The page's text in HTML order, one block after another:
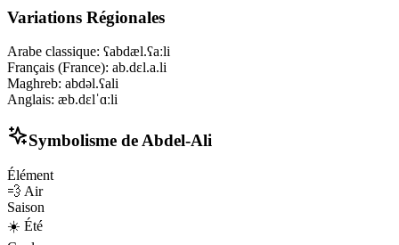
Variations Régionales
Arabe classique: ʕabdæl.ʕaːli
Français (France): ab.dɛl.a.li
Maghreb: abdəl.ʕali
Anglais: æb.dɛlˈɑːli
Symbolisme de Abdel-Ali
Élément
💨 Air
Saison
☀️ Été